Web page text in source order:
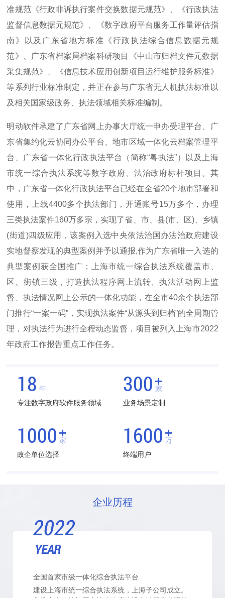
准规范《行政非诉执行案件交换数据元规范》、《行政执法
监督信息数据元规范》、《数字政府平台服务工作量评估指
南》以及广东省地方标准《行政执法综合信息数据元规
范》、广东省档案局档案科研项目《中山市归档文件元数据
采集规范》、《信息技术应用创新项目运行维护服务标准》
等系列行业标准制定，并正在参与广东省无人机执法标准以
及相关国家级政务、执法领域相关标准编制。
明动软件承建了广东省网上办事大厅统一申办受理平台、广
东省集约化云协同办公平台、地市区域一体化云档案管理平
台、广东省一体化行政执法平台（简称“粤执法”）以及上海
市统一综合执法系统等数字政府、法治政府标杆项目。其
中，广东省一体化行政执法平台已经在全省20个地市部署和
使用，上线4400多个执法部门，开通账号15万多个，办理
三类执法案件160万多宗，实现了省、市、县(市、区)、乡镇
(街道)四级应用，该案例入选中央依法治国办法治政府建设
实地督察发现的典型案例并予以通报,作为广东省唯一入选的
典型案例获全国推广；上海市统一综合执法系统覆盖市、
区、街镇三级，打造执法程序网上流转、执法活动网上监
督、执法情况网上公示的一体化功能，在全市40余个执法部
门推行“一案一码”，实现执法案件“从源头到归档”的全周期管
理，对执法行为进行全程动态监督，项目被列入上海市2022
年政府工作报告重点工作任务。
18 年
专注数字政府软件服务领域
300 +
家
业务场景定制
1000 +
家
政企单位选择
1600 +
万
终端用户
企业历程
2022
YEAR
全国首家市级一体化综合执法平台
建设上海市统一综合执法系统，上海子公司成立。